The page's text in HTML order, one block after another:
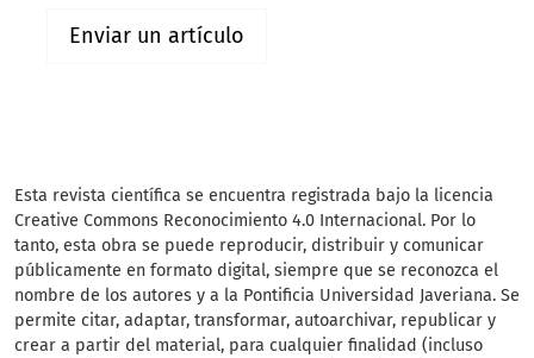
Enviar un artículo
Esta revista científica se encuentra registrada bajo la licencia
Creative Commons Reconocimiento 4.0 Internacional. Por lo
tanto, esta obra se puede reproducir, distribuir y comunicar
públicamente en formato digital, siempre que se reconozca el
nombre de los autores y a la Pontificia Universidad Javeriana. Se
permite citar, adaptar, transformar, autoarchivar, republicar y
crear a partir del material, para cualquier finalidad (incluso